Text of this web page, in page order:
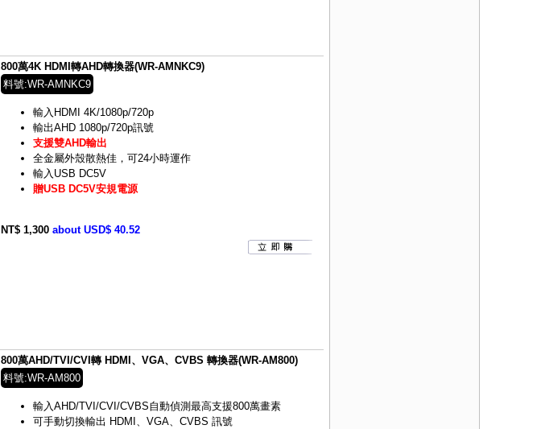
800萬4K HDMI轉AHD轉換器(WR-AMNKC9)
料號:WR-AMNKC9
輸入HDMI 4K/1080p/720p
輸出AHD 1080p/720p訊號
支援雙AHD輸出
全金屬外殼散熱佳，可24小時運作
輸入USB DC5V
贈USB DC5V安規電源
NT$ 1,300 about USD$ 40.52
800萬AHD/TVI/CVI轉 HDMI、VGA、CVBS 轉換器(WR-AM800)
料號:WR-AM800
輸入AHD/TVI/CVI/CVBS自動偵測最高支援800萬畫素
可手動切換輸出 HDMI、VGA、CVBS 訊號